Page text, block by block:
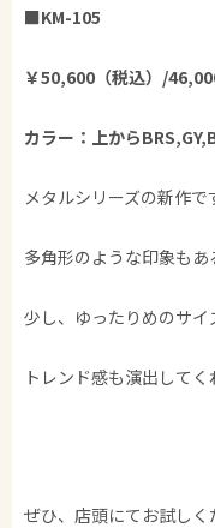
■KM-105
￥50,600（税込）/
カラー：上から
メタルシリーズの新作で
多角形のような印象もあ
少し、ゆったりめのサイ
トレンド感も演出してく
ぜひ、店頭にてお試しく